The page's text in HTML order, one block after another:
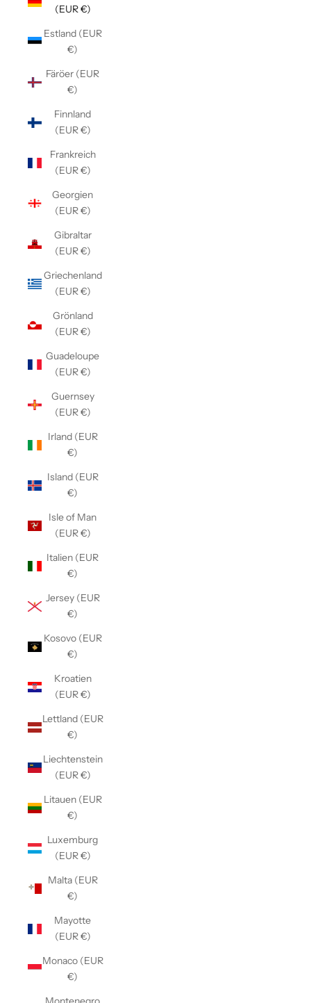
(EUR €)
Estland (EUR
€)
Färöer (EUR
€)
Finnland
(EUR €)
Frankreich
(EUR €)
Georgien
(EUR €)
Gibraltar
(EUR €)
Griechenland
(EUR €)
Grönland
(EUR €)
Guadeloupe
(EUR €)
Guernsey
(EUR €)
Irland (EUR
€)
Island (EUR
€)
Isle of Man
(EUR €)
Italien (EUR
€)
Jersey (EUR
€)
Kosovo (EUR
€)
Kroatien
(EUR €)
Lettland (EUR
€)
Liechtenstein
(EUR €)
Litauen (EUR
€)
Luxemburg
(EUR €)
Malta (EUR
€)
Mayotte
(EUR €)
Monaco (EUR
€)